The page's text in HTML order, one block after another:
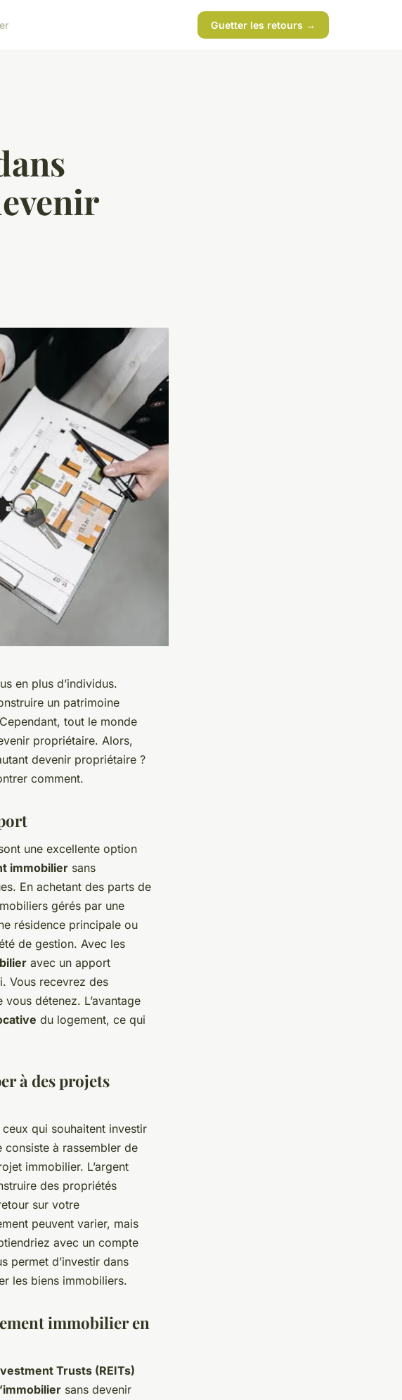
Guetter les retours →
en plus d’individus.
un patrimoine
tout le monde
propriétaire. Alors,
devenir propriétaire ?
comment.
une excellente option
immobilier sans
En achetant des parts de
gérés par une
résidence principale ou
de gestion. Avec les
avec un apport
Vous recevrez des
détenez. L’avantage
du logement, ce qui
à des projets
qui souhaitent investir
consiste à rassembler de
immobilier. L’argent
des propriétés
sur votre
peuvent varier, mais
avec un compte
permet d’investir dans
les biens immobiliers.
immobilier en
Trusts (REITs)
sans devenir